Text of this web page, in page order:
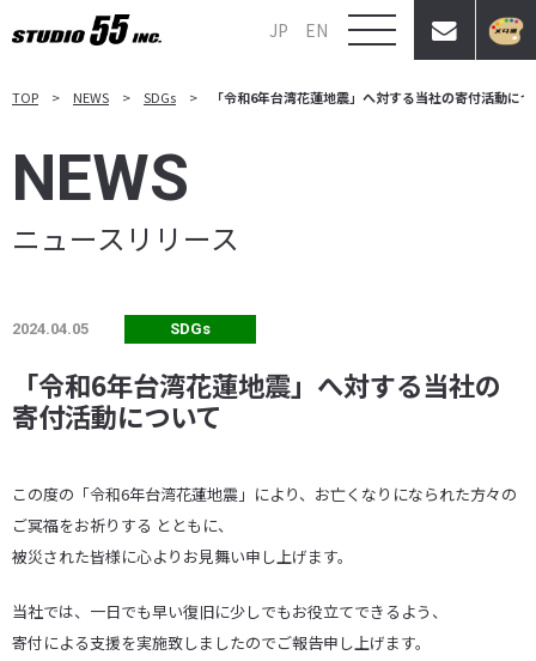
JP EN
TOP NEWS SDGs 「令和6年台湾花蓮地震」へ対する当社の寄付活動に
NEWS
ニュースリリース
2024.04.05 SDGs
「令和6年台湾花蓮地震」へ対する当社の
寄付活動について
この度の「令和6年台湾花蓮地震」により、お亡くなりになられた方々の
ご冥福をお祈りする とともに、
被災された皆様に心よりお見舞い申し上げます。
当社では、一日でも早い復旧に少しでもお役立てできるよう、
寄付による支援を実施致しましたのでご報告申し上げます。